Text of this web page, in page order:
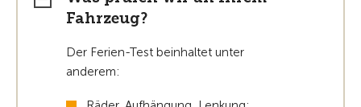
Fahrzeug?
Der Ferien-Test beinhaltet unter
anderem: